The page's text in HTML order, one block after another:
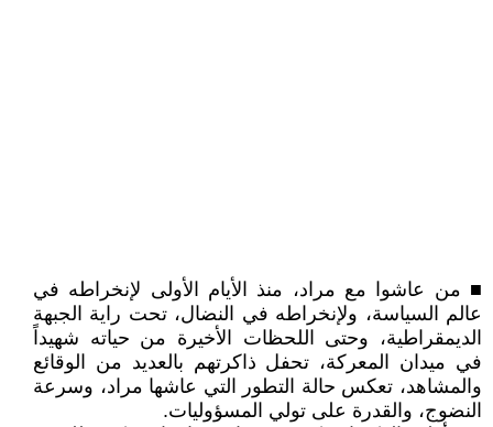
■ من عاشوا مع مراد، منذ الأيام الأولى لإنخراطه في
عالم السياسة، ولإنخراطه في النضال، تحت راية الجبهة
الديمقراطية، وحتى اللحظات الأخيرة من حياته شهيداً
في ميدان المعركة، تحفل ذاكرتهم بالعديد من الوقائع
والمشاهد، تعكس حالة التطور التي عاشها مراد، وسرعة
النضوج، والقدرة على تولي المسؤوليات.